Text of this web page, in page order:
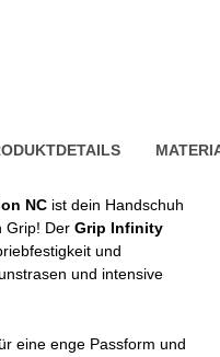
NC ist dein Handschuh
Grip! Der Grip Infinity
und
und intensive
eine enge Passform und